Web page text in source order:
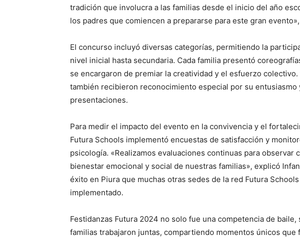
tradición que involucra a las familias desde el inicio del año
los padres que comiencen a prepararse para este gran
El concurso incluyó diversas categorías, permitiendo la
nivel inicial hasta secundaria. Cada familia presentó
se encargaron de premiar la creatividad y el esfuerzo colectivo.
también recibieron reconocimiento especial por su entusiasmo
presentaciones.
Para medir el impacto del evento en la convivencia y el
Futura Schools implementó encuestas de satisfacción y
psicología. «Realizamos evaluaciones continuas para observar
bienestar emocional y social de nuestras familias», explicó
éxito en Piura que muchas otras sedes de la red Futura
implementado.
Festidanzas Futura 2024 no solo fue una competencia de
familias trabajaron juntas, compartiendo momentos únicos